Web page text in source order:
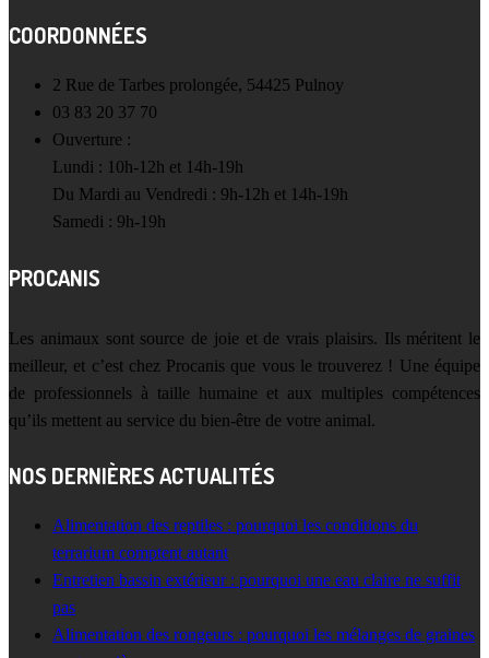
COORDONNÉES
2 Rue de Tarbes prolongée, 54425 Pulnoy
03 83 20 37 70
Ouverture :
Lundi : 10h-12h et 14h-19h
Du Mardi au Vendredi : 9h-12h et 14h-19h
Samedi : 9h-19h
PROCANIS
Les animaux sont source de joie et de vrais plaisirs. Ils méritent le
meilleur, et c’est chez Procanis que vous le trouverez ! Une équipe
de professionnels à taille humaine et aux multiples compétences
qu’ils mettent au service du bien-être de votre animal.
NOS DERNIÈRES ACTUALITÉS
Alimentation des reptiles : pourquoi les conditions du
terrarium comptent autant
Entretien bassin extérieur : pourquoi une eau claire ne suffit
pas
Alimentation des rongeurs : pourquoi les mélanges de graines